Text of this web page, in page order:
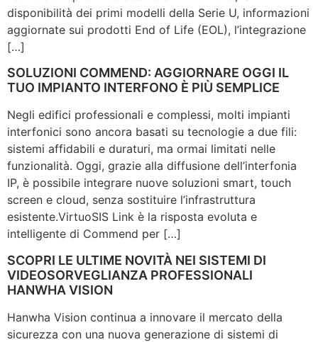
disponibilità dei primi modelli della Serie U, informazioni
aggiornate sui prodotti End of Life (EOL), l’integrazione
[…]
SOLUZIONI COMMEND: AGGIORNARE OGGI IL
TUO IMPIANTO INTERFONO È PIÙ SEMPLICE
Negli edifici professionali e complessi, molti impianti
interfonici sono ancora basati su tecnologie a due fili:
sistemi affidabili e duraturi, ma ormai limitati nelle
funzionalità. Oggi, grazie alla diffusione dell’interfonia
IP, è possibile integrare nuove soluzioni smart, touch
screen e cloud, senza sostituire l’infrastruttura
esistente.VirtuoSIS Link è la risposta evoluta e
intelligente di Commend per […]
SCOPRI LE ULTIME NOVITÀ NEI SISTEMI DI
VIDEOSORVEGLIANZA PROFESSIONALI
HANWHA VISION
Hanwha Vision continua a innovare il mercato della
sicurezza con una nuova generazione di sistemi di